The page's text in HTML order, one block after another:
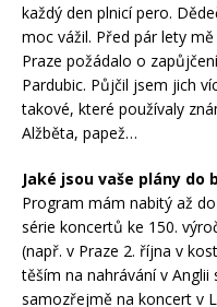
každý den plnicí pero.
moc vážil. Před pár lety
Praze požádalo o
Pardubic. Půjčil jsem jich
takové, které používaly
Alžběta, papež…
Jaké jsou vaše plány do
Program mám nabitý až
série koncertů ke 150.
(např. v Praze 2. října v
těším na nahrávání v Anglii
samozřejmě na koncert v